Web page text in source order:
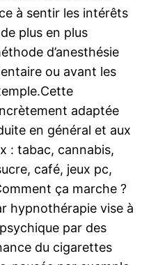
à sentir les intérêts
plus en plus
d’anesthésie
ou avant les
adaptée
en général et aux
: tabac, cannabis,
café, jeux pc,
ça marche ?
hypnothérapie vise à
par des
du cigarettes